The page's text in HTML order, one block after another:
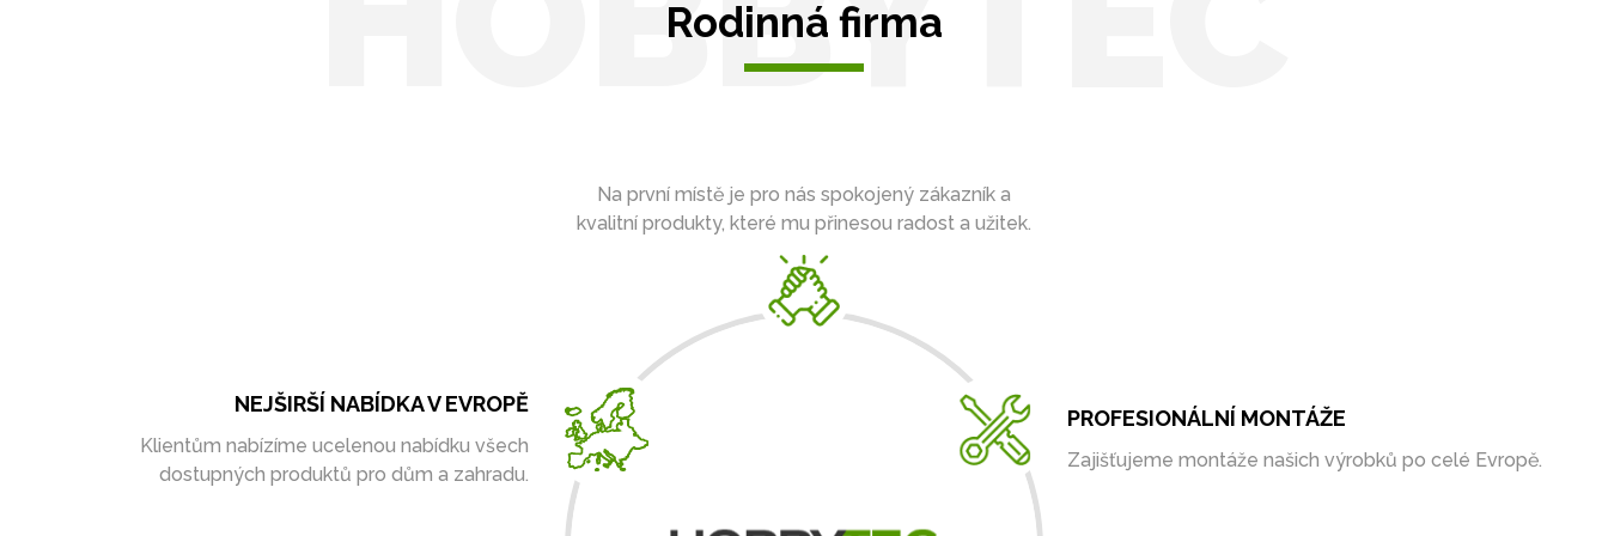
Rodinná firma
Na první místě je pro nás spokojený zákazník a
kvalitní produkty, které mu přinesou radost a užitek.
PROFESIONÁLNÍ MONTÁŽE
Zajišťujeme montáže našich výrobků po celé Evropě.
NEJŠIRŠÍ NABÍDKA V EVROPĚ
Klientům nabízíme ucelenou nabídku všech
dostupných produktů pro dům a zahradu.